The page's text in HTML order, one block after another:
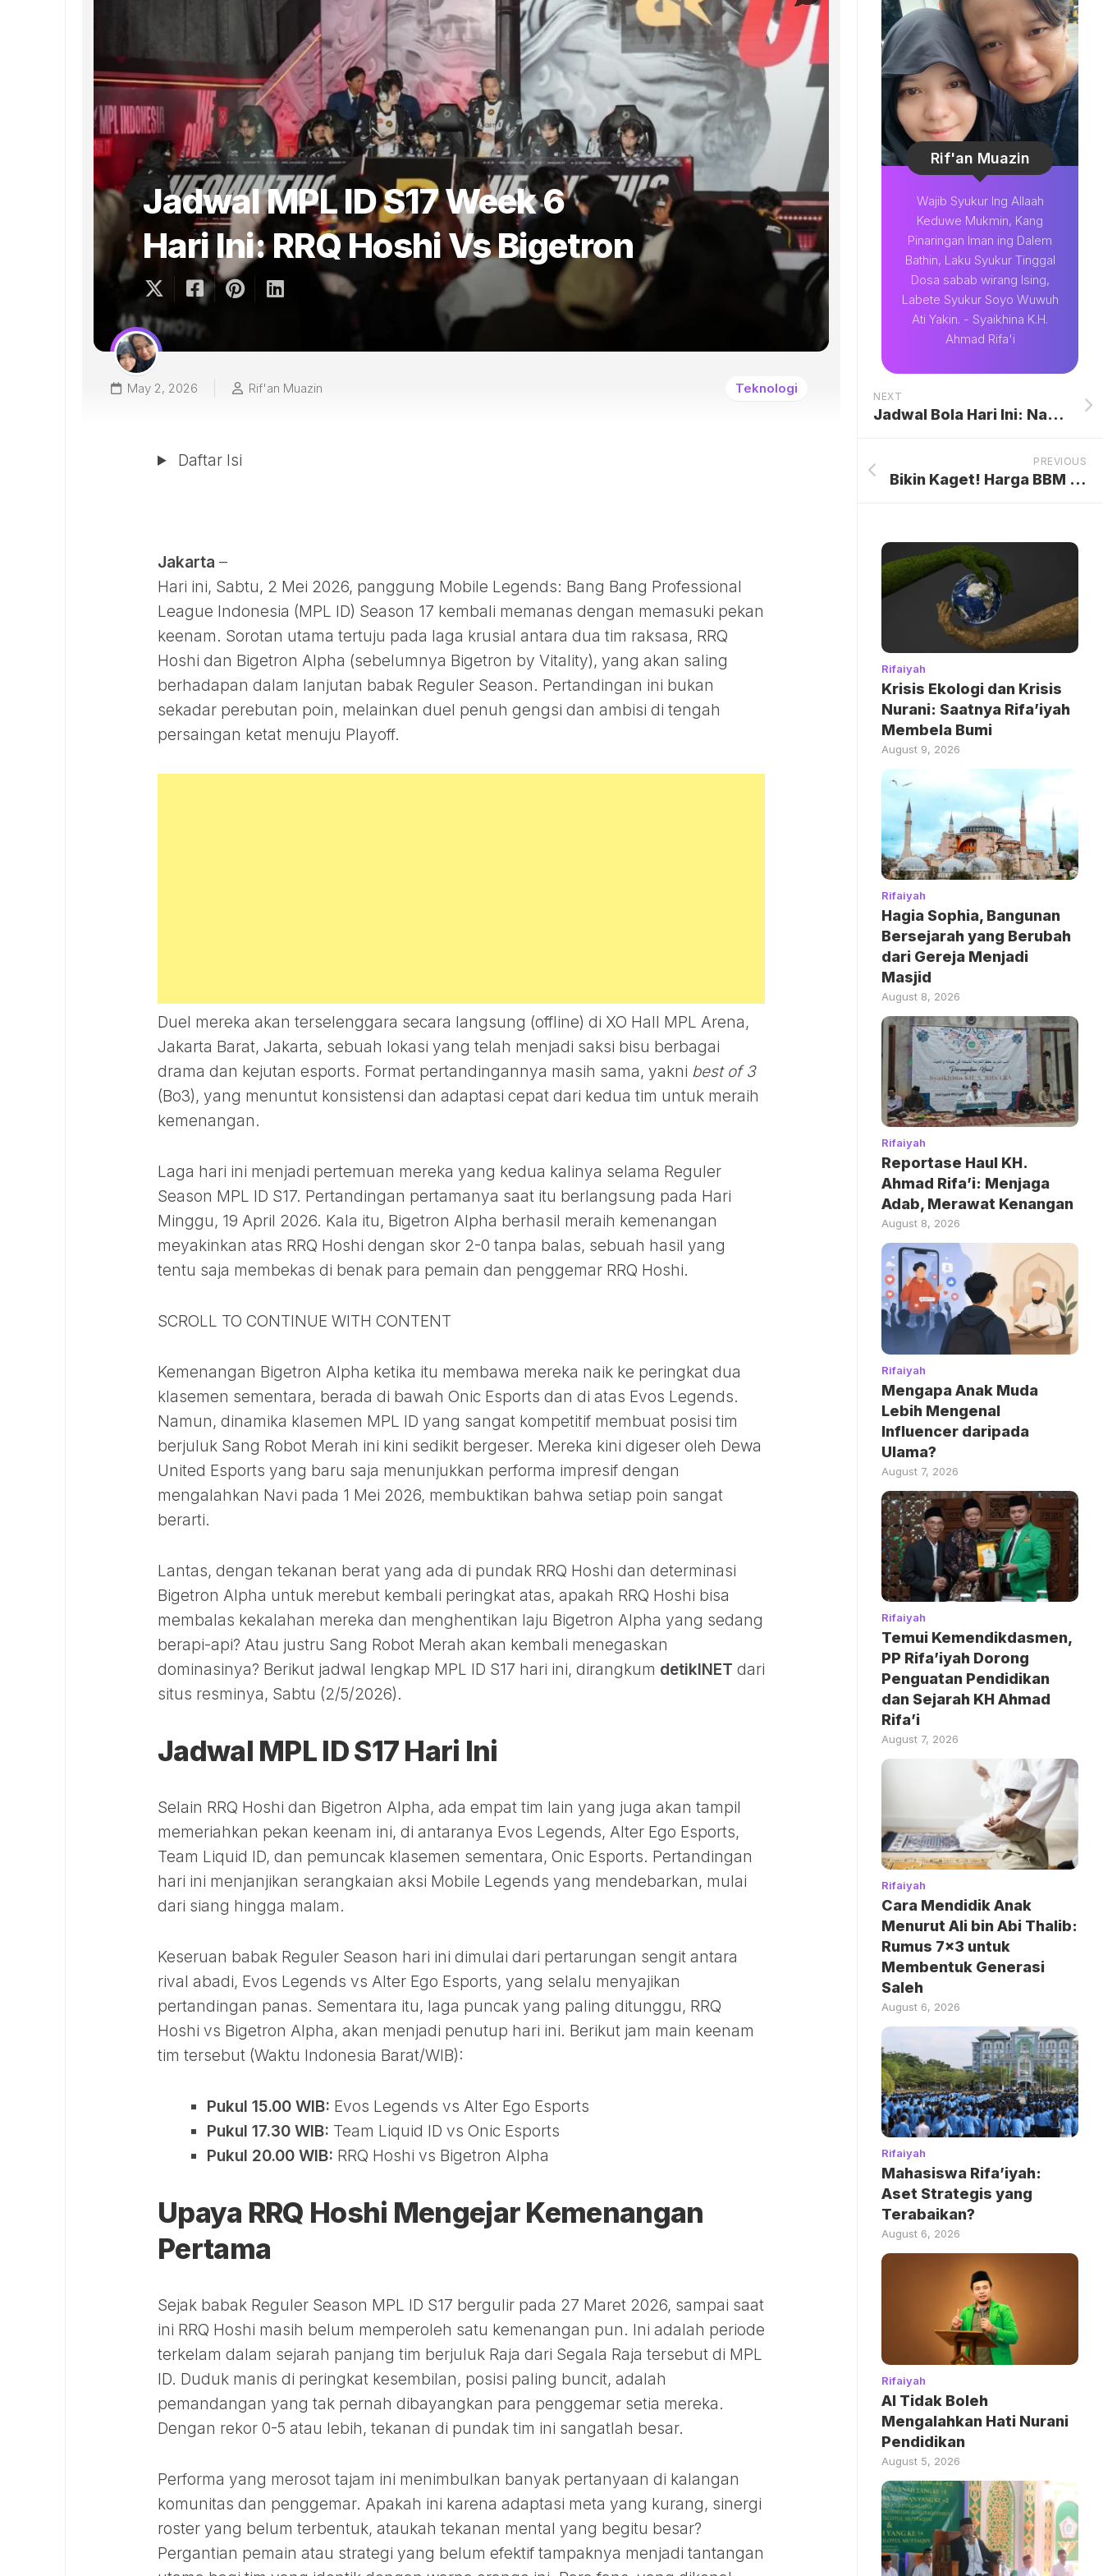
Jadwal MPL ID S17 Week 6
Hari Ini: RRQ Hoshi Vs Bigetron
May 2, 2026 Rif'an Muazin Teknologi
Daftar Isi
Jakarta –
Hari ini, Sabtu, 2 Mei 2026, panggung Mobile Legends: Bang Bang Professional
League Indonesia (MPL ID) Season 17 kembali memanas dengan memasuki pekan
keenam. Sorotan utama tertuju pada laga krusial antara dua tim raksasa, RRQ
Hoshi dan Bigetron Alpha (sebelumnya Bigetron by Vitality), yang akan saling
berhadapan dalam lanjutan babak Reguler Season. Pertandingan ini bukan
sekadar perebutan poin, melainkan duel penuh gengsi dan ambisi di tengah
persaingan ketat menuju Playoff.
Duel mereka akan terselenggara secara langsung (offline) di XO Hall MPL Arena,
Jakarta Barat, Jakarta, sebuah lokasi yang telah menjadi saksi bisu berbagai
drama dan kejutan esports. Format pertandingannya masih sama, yakni best of 3
(Bo3), yang menuntut konsistensi dan adaptasi cepat dari kedua tim untuk meraih
kemenangan.
Laga hari ini menjadi pertemuan mereka yang kedua kalinya selama Reguler
Season MPL ID S17. Pertandingan pertamanya saat itu berlangsung pada Hari
Minggu, 19 April 2026. Kala itu, Bigetron Alpha berhasil meraih kemenangan
meyakinkan atas RRQ Hoshi dengan skor 2-0 tanpa balas, sebuah hasil yang
tentu saja membekas di benak para pemain dan penggemar RRQ Hoshi.
SCROLL TO CONTINUE WITH CONTENT
Kemenangan Bigetron Alpha ketika itu membawa mereka naik ke peringkat dua
klasemen sementara, berada di bawah Onic Esports dan di atas Evos Legends.
Namun, dinamika klasemen MPL ID yang sangat kompetitif membuat posisi tim
berjuluk Sang Robot Merah ini kini sedikit bergeser. Mereka kini digeser oleh Dewa
United Esports yang baru saja menunjukkan performa impresif dengan
mengalahkan Navi pada 1 Mei 2026, membuktikan bahwa setiap poin sangat
berarti.
Lantas, dengan tekanan berat yang ada di pundak RRQ Hoshi dan determinasi
Bigetron Alpha untuk merebut kembali peringkat atas, apakah RRQ Hoshi bisa
membalas kekalahan mereka dan menghentikan laju Bigetron Alpha yang sedang
berapi-api? Atau justru Sang Robot Merah akan kembali menegaskan
dominasinya? Berikut jadwal lengkap MPL ID S17 hari ini, dirangkum detikINET dari
situs resminya, Sabtu (2/5/2026).
Jadwal MPL ID S17 Hari Ini
Selain RRQ Hoshi dan Bigetron Alpha, ada empat tim lain yang juga akan tampil
memeriahkan pekan keenam ini, di antaranya Evos Legends, Alter Ego Esports,
Team Liquid ID, dan pemuncak klasemen sementara, Onic Esports. Pertandingan
hari ini menjanjikan serangkaian aksi Mobile Legends yang mendebarkan, mulai
dari siang hingga malam.
Keseruan babak Reguler Season hari ini dimulai dari pertarungan sengit antara
rival abadi, Evos Legends vs Alter Ego Esports, yang selalu menyajikan
pertandingan panas. Sementara itu, laga puncak yang paling ditunggu, RRQ
Hoshi vs Bigetron Alpha, akan menjadi penutup hari ini. Berikut jam main keenam
tim tersebut (Waktu Indonesia Barat/WIB):
Pukul 15.00 WIB: Evos Legends vs Alter Ego Esports
Pukul 17.30 WIB: Team Liquid ID vs Onic Esports
Pukul 20.00 WIB: RRQ Hoshi vs Bigetron Alpha
Upaya RRQ Hoshi Mengejar Kemenangan
Pertama
Sejak babak Reguler Season MPL ID S17 bergulir pada 27 Maret 2026, sampai saat
ini RRQ Hoshi masih belum memperoleh satu kemenangan pun. Ini adalah periode
terkelam dalam sejarah panjang tim berjuluk Raja dari Segala Raja tersebut di MPL
ID. Duduk manis di peringkat kesembilan, posisi paling buncit, adalah
pemandangan yang tak pernah dibayangkan para penggemar setia mereka.
Dengan rekor 0-5 atau lebih, tekanan di pundak tim ini sangatlah besar.
Performa yang merosot tajam ini menimbulkan banyak pertanyaan di kalangan
komunitas dan penggemar. Apakah ini karena adaptasi meta yang kurang, sinergi
roster yang belum terbentuk, ataukah tekanan mental yang begitu besar?
Pergantian pemain atau strategi yang belum efektif tampaknya menjadi tantangan
Rif'an Muazin
Wajib Syukur Ing Allaah
Keduwe Mukmin, Kang
Pinaringan Iman ing Dalem
Bathin, Laku Syukur Tinggal
Dosa sabab wirang Ising,
Labete Syukur Soyo Wuwuh
Ati Yakin. - Syaikhina K.H.
Ahmad Rifa'i
NEXT
Jadwal Bola Hari Ini: Nanti Malam Arsenal Vs Fulham, PSG dan Bayern Juga Main
PREVIOUS
Bikin Kaget! Harga BBM Diesel BP-Vivo 2 Mei 2026 Tembus Segini
Rifaiyah
Krisis Ekologi dan Krisis
Nurani: Saatnya Rifa’iyah
Membela Bumi
August 9, 2026
Rifaiyah
Hagia Sophia, Bangunan
Bersejarah yang Berubah
dari Gereja Menjadi
Masjid
August 8, 2026
Rifaiyah
Reportase Haul KH.
Ahmad Rifa’i: Menjaga
Adab, Merawat Kenangan
August 8, 2026
Rifaiyah
Mengapa Anak Muda
Lebih Mengenal
Influencer daripada
Ulama?
August 7, 2026
Rifaiyah
Temui Kemendikdasmen,
PP Rifa’iyah Dorong
Penguatan Pendidikan
dan Sejarah KH Ahmad
Rifa’i
August 7, 2026
Rifaiyah
Cara Mendidik Anak
Menurut Ali bin Abi Thalib:
Rumus 7×3 untuk
Membentuk Generasi
Saleh
August 6, 2026
Rifaiyah
Mahasiswa Rifa’iyah:
Aset Strategis yang
Terabaikan?
August 6, 2026
Rifaiyah
AI Tidak Boleh
Mengalahkan Hati Nurani
Pendidikan
August 5, 2026